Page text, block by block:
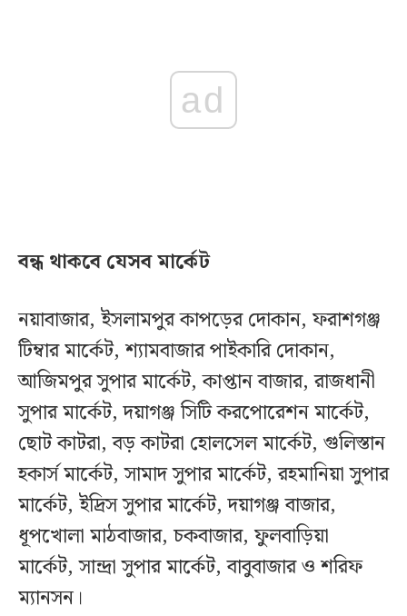
ad
বন্ধ থাকবে যেসব মার্কেট
নয়াবাজার, ইসলামপুর কাপড়ের দোকান, ফরাশগঞ্জ
টিম্বার মার্কেট, শ্যামবাজার পাইকারি দোকান,
আজিমপুর সুপার মার্কেট, কাপ্তান বাজার, রাজধানী
সুপার মার্কেট, দয়াগঞ্জ সিটি করপোরেশন মার্কেট,
ছোট কাটরা, বড় কাটরা হোলসেল মার্কেট, গুলিস্তান
হকার্স মার্কেট, সামাদ সুপার মার্কেট, রহমানিয়া সুপার
মার্কেট, ইদ্রিস সুপার মার্কেট, দয়াগঞ্জ বাজার,
ধূপখোলা মাঠবাজার, চকবাজার, ফুলবাড়িয়া
মার্কেট, সান্দ্রা সুপার মার্কেট, বাবুবাজার ও শরিফ
ম্যানসন।